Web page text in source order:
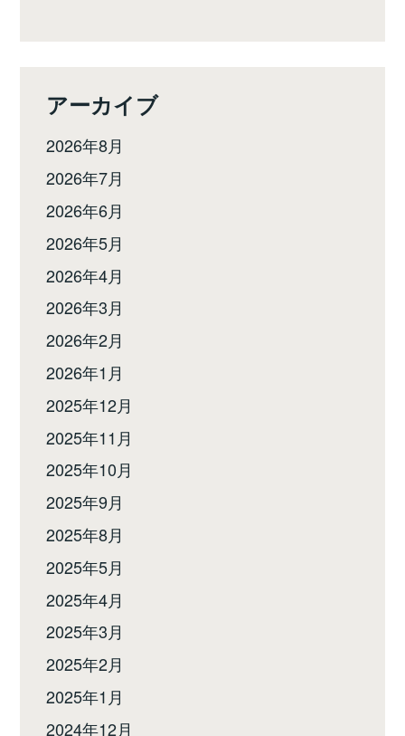
アーカイブ
2026年8月
2026年7月
2026年6月
2026年5月
2026年4月
2026年3月
2026年2月
2026年1月
2025年12月
2025年11月
2025年10月
2025年9月
2025年8月
2025年5月
2025年4月
2025年3月
2025年2月
2025年1月
2024年12月